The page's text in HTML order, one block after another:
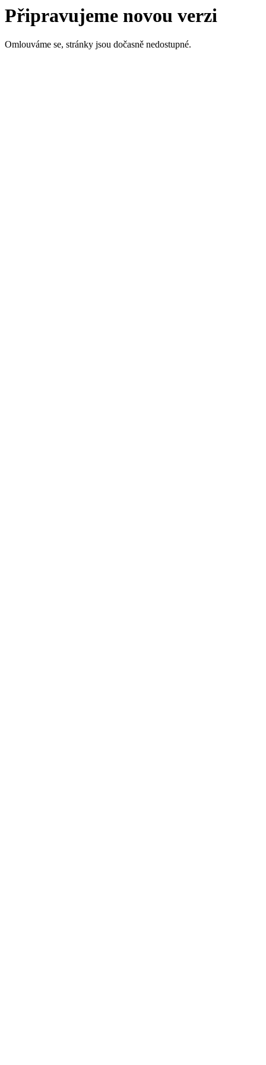
Připravujeme novou verzi
Omlouváme se, stránky jsou dočasně nedostupné.